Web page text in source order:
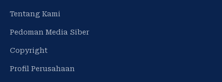
Tentang Kami
Pedoman Media Siber
Copyright
Profil Perusahaan